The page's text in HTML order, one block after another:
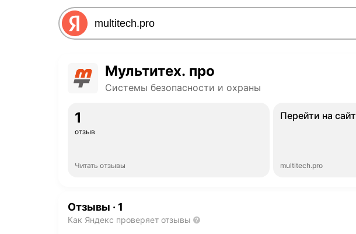
Мультитех. про
Системы безопасности и охраны
1
отзыв
Читать отзывы
Перейти на сайт
multitech.pro
Отзывы · 1
Как Яндекс проверяет отзывы